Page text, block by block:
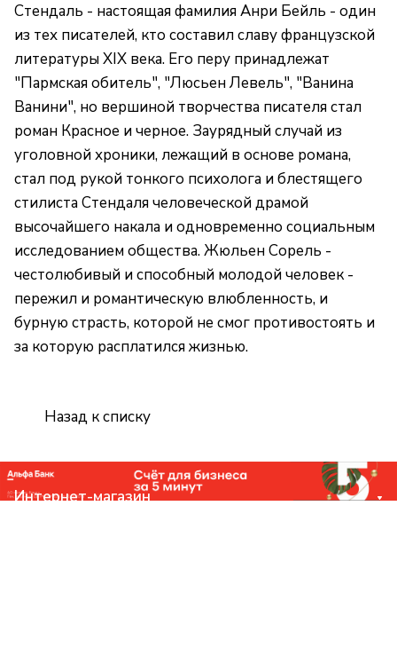
Стендаль - настоящая фамилия Анри Бейль - один
из тех писателей, кто составил славу французской
литературы XIX века. Его перу принадлежат
"Пармская обитель", "Люсьен Левель", "Ванина
Ванини", но вершиной творчества писателя стал
роман Красное и черное. Заурядный случай из
уголовной хроники, лежащий в основе романа,
стал под рукой тонкого психолога и блестящего
стилиста Стендаля человеческой драмой
высочайшего накала и одновременно социальным
исследованием общества. Жюльен Сорель -
честолюбивый и способный молодой человек -
пережил и романтическую влюбленность, и
бурную страсть, которой не смог противостоять и
за которую расплатился жизнью.
Назад к списку
Интернет-магазин